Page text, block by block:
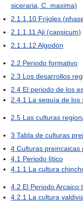
siceraria, C. maxima)
2.1.1.10 Frijoles
2.1.1.11Aji (capsicum)
2.1.1.12 Algodón
2.2 Periodo formativo
2.3 Los desarrollos
2.4 El periodo de los
2.4.1 La sequía de los
2.5 Las culturas
3 Tabla de culturas
4 Culturas preincaicas
4.1 Periodo lítico
4.1.1 La cultura
4.2 El Periodo Arcaico
4.2.1 La cultura